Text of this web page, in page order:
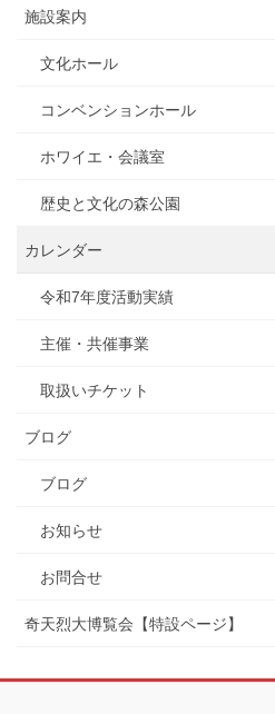
施設案内
文化ホール
コンベンションホール
ホワイエ・会議室
歴史と文化の森公園
カレンダー
令和7年度活動実績
主催・共催事業
取扱いチケット
ブログ
ブログ
お知らせ
お問合せ
奇天烈大博覧会【特設ページ】